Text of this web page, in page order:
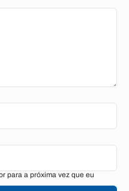
para a próxima vez que eu